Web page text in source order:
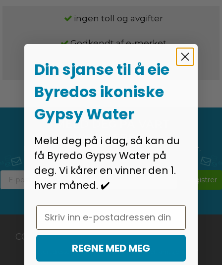
ingen toll og avgifter
Godkendt af e-merket
30 dagers full prisgaranti
MELD DEG PÅ VÅRT
NYHETSBREV
Motta siste nytt om alt fra tilbud og salg til konkurranser,
nye produkter og mye mye mer.
Registrer
COOLPRISER.NO
Returadresse finnes under "Returvarer / Reklamasjonsrett"
Din sjanse til å eie
Byredos ikoniske
Gypsy Water
Meld deg på i dag, så kan du
få Byredo Gypsy Water på
deg. Vi kårer en vinner den 1.
hver måned. ✔️
Email
REGNE MED MEG